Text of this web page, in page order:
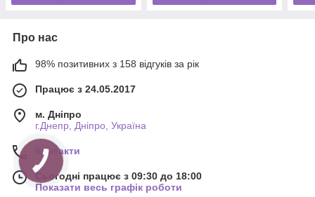
Про нас
98% позитивних з 158 відгуків за рік
Працює з 24.05.2017
м. Дніпро
г.Днепр, Дніпро, Україна
Контакти
Сьогодні працює з 09:30 до 18:00
Показати весь графік роботи